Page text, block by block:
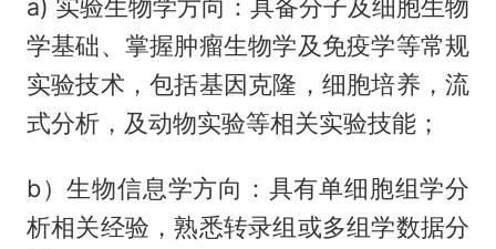
a) 实验生物学方向：具备分子及细胞生物
学基础、掌握肿瘤生物学及免疫学等常规
实验技术，包括基因克隆，细胞培养，流
式分析，及动物实验等相关实验技能；
b）生物信息学方向：具有单细胞组学分
析相关经验，熟悉转录组或多组学数据分